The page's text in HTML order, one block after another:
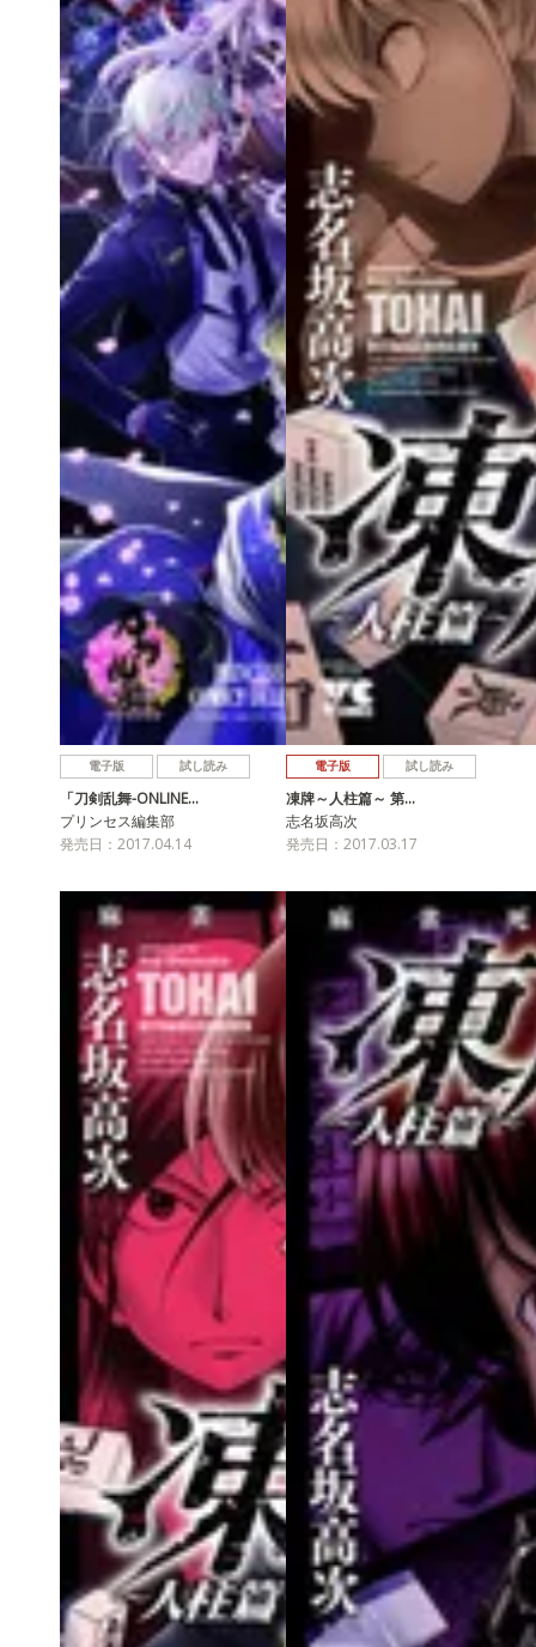
電子版 試し読み
「刀剣乱舞-ONLINE…
プリンセス編集部
発売日：2017.04.14
電子版 試し読み
凍牌～人柱篇～ 第…
志名坂高次
発売日：2017.03.17